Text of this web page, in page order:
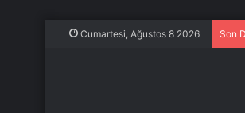
Cumartesi, Ağustos 8 2026 Son